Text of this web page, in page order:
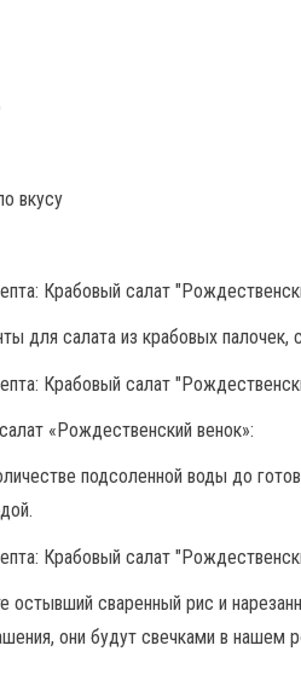
вкусу
для салата из крабовых
«Рождественский венок»:
подсоленной воды до
остывший сваренный рис и
они будут свечками в нашем